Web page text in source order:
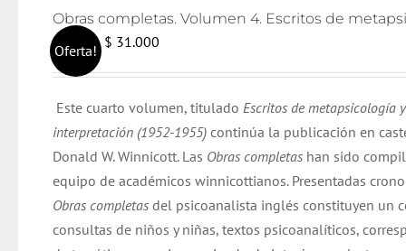
Oferta!
$32.000 El
era:
$ 32.000.
$ 31.000El
es:
$ 31.000.
Este cuarto volumen, titulado Escritos de metapsicología
interpretación (1952-1955) continúa la publicación en
Donald W. Winnicott. Las Obras completas han sido
equipo de académicos winnicottianos. Presentadas
Obras completas del psicoanalista inglés constituyen un
consultas de niños y niñas, textos psicoanalíticos,